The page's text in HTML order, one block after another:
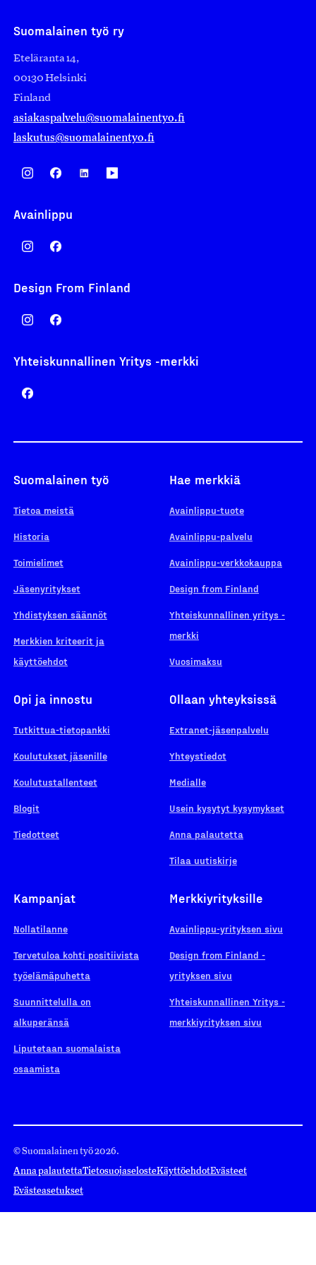
Suomalainen työ ry
Eteläranta 14,
00130 Helsinki
Finland
asiakaspalvelu@suomalainentyo.fi
laskutus@suomalainentyo.fi
Avainlippu
Design From Finland
Yhteiskunnallinen Yritys -merkki
Suomalainen työ
Tietoa meistä
Historia
Toimielimet
Jäsenyritykset
Yhdistyksen säännöt
Merkkien kriteerit ja
käyttöehdot
Hae merkkiä
Avainlippu-tuote
Avainlippu-palvelu
Avainlippu-verkkokauppa
Design from Finland
Yhteiskunnallinen yritys -
merkki
Vuosimaksu
Opi ja innostu
Tutkittua-tietopankki
Koulutukset jäsenille
Koulutustallenteet
Blogit
Tiedotteet
Ollaan yhteyksissä
Extranet-jäsenpalvelu
Yhteystiedot
Medialle
Usein kysytyt kysymykset
Anna palautetta
Tilaa uutiskirje
Kampanjat
Nollatilanne
Tervetuloa kohti positiivista
työelämäpuhetta
Suunnittelulla on
alkuperänsä
Liputetaan suomalaista
osaamista
Merkkiyrityksille
Avainlippu-yrityksen sivu
Design from Finland -
yrityksen sivu
Yhteiskunnallinen Yritys -
merkkiyrityksen sivu
© Suomalainen työ 2026.
Anna palautettaTietosuojaselosteKäyttöehdotEvästeet
Evästeasetukset